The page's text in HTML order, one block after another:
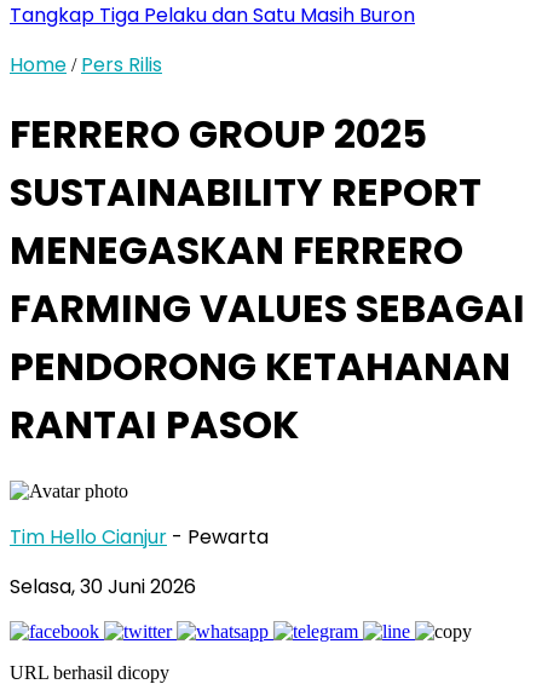
Tangkap Tiga Pelaku dan Satu Masih Buron
Home / Pers Rilis
FERRERO GROUP 2025
SUSTAINABILITY REPORT
MENEGASKAN FERRERO
FARMING VALUES SEBAGAI
PENDORONG KETAHANAN
RANTAI PASOK
Tim Hello Cianjur - Pewarta
Selasa, 30 Juni 2026
URL berhasil dicopy